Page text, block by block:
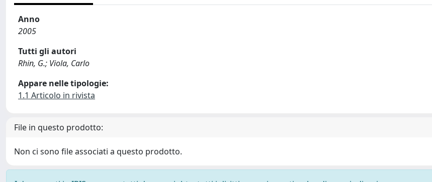
Anno
2005
Tutti gli autori
Rhin, G.; Viola, Carlo
Appare nelle tipologie:
1.1 Articolo in rivista
File in questo prodotto:
Non ci sono file associati a questo prodotto.